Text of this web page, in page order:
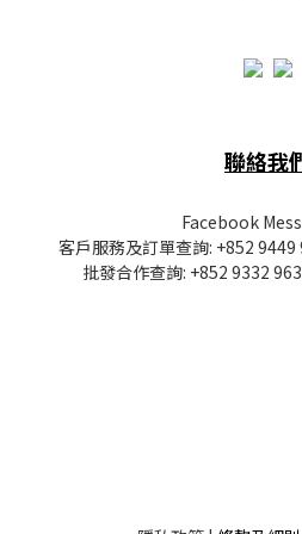
聯絡我
Facebook
客戶服務及訂單查詢: +852 9449
批發合作查詢: +852 9332